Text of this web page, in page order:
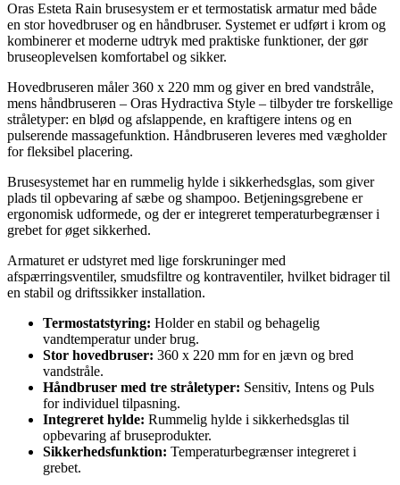
Oras Esteta Rain brusesystem er et termostatisk armatur med både
en stor hovedbruser og en håndbruser. Systemet er udført i krom og
kombinerer et moderne udtryk med praktiske funktioner, der gør
bruseoplevelsen komfortabel og sikker.
Hovedbruseren måler 360 x 220 mm og giver en bred vandstråle,
mens håndbruseren – Oras Hydractiva Style – tilbyder tre forskellige
stråletyper: en blød og afslappende, en kraftigere intens og en
pulserende massagefunktion. Håndbruseren leveres med vægholder
for fleksibel placering.
Brusesystemet har en rummelig hylde i sikkerhedsglas, som giver
plads til opbevaring af sæbe og shampoo. Betjeningsgrebene er
ergonomisk udformede, og der er integreret temperaturbegrænser i
grebet for øget sikkerhed.
Armaturet er udstyret med lige forskruninger med
afspærringsventiler, smudsfiltre og kontraventiler, hvilket bidrager til
en stabil og driftssikker installation.
Termostatstyring: Holder en stabil og behagelig
vandtemperatur under brug.
Stor hovedbruser: 360 x 220 mm for en jævn og bred
vandstråle.
Håndbruser med tre stråletyper: Sensitiv, Intens og Puls
for individuel tilpasning.
Integreret hylde: Rummelig hylde i sikkerhedsglas til
opbevaring af bruseprodukter.
Sikkerhedsfunktion: Temperaturbegrænser integreret i
grebet.